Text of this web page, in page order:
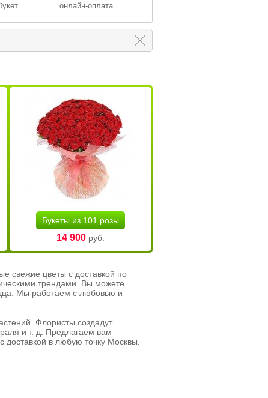
онлайн-оплата
Букеты из 101 розы
14 900руб.
свежие цветы с доставкой по
трендами. Вы можете
Мы работаем с любовью и
Флористы создадут
и т. д. Предлагаем вам
в любую точку Москвы.